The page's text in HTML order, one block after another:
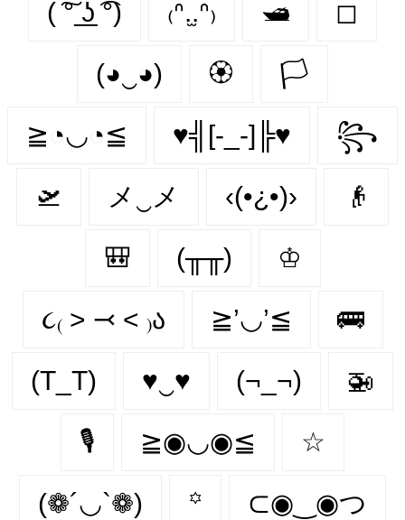
( ͠° ͟ʖ ͡°) ₍ᐢ.̫.ᐢ₎ 🛥 ◻
(◕‿◕) 🏵 🏳
≧◔◡◔≦ ♥╣[-_-]╠♥ ꧂
🛫 メ‿メ ‹(•¿•)› 👴
🎒 (╥╥) ♔
૮₍ ˃ ⤙ ˂ ₎ა ≧’◡’≦ 🚌
(T_T) ♥‿♥ (¬_¬) 🚁
🎙 ≧◉◡◉≦ ☆
(❁´◡`❁) ꙳ ⊂◉‿◉つ